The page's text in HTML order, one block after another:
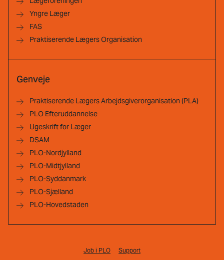
Yngre Læger
FAS
Praktiserende Lægers Organisation
Genveje
Praktiserende Lægers Arbejdsgiverorganisation (PLA)
PLO Efteruddannelse
Ugeskrift for Læger
DSAM
PLO-Nordjylland
PLO-Midtjylland
PLO-Syddanmark
PLO-Sjælland
PLO-Hovedstaden
Job i PLO Support